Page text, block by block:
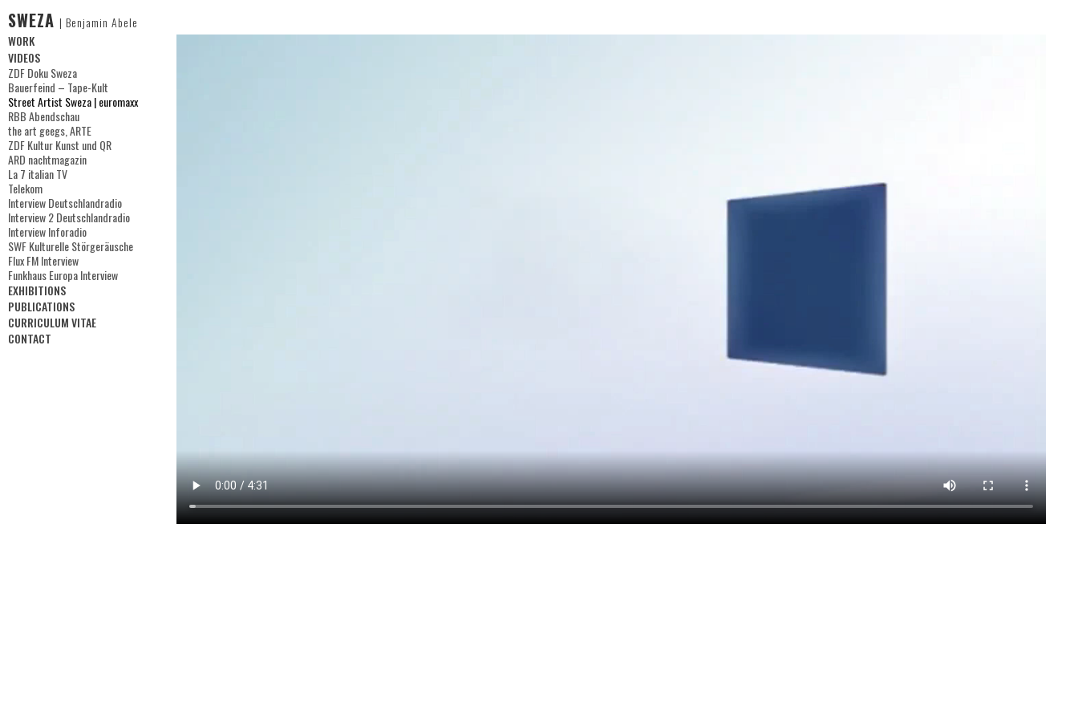
SWEZA | Benjamin Abele
WORK
Luftnummer
City Reflections
QRadio
Rückspiegel
Selbstbetrachtung
Graffyard
Drop Box
Drop Box 2
Lichtraum
Lichtraum 2
Sweman
Grazie Bush
Grazie Putin
Please smile
Audio Box
VIDEOS
ZDF Doku Sweza
Bauerfeind – Tape-Kult
Street Artist Sweza | euromaxx
RBB Abendschau
the art geegs, ARTE
ZDF Kultur Kunst und QR
ARD nachtmagazin
La 7 italian TV
Telekom
Interview Deutschlandradio
Interview 2 Deutschlandradio
Interview Inforadio
SWF Kulturelle Störgeräusche
Flux FM Interview
Funkhaus Europa Interview
EXHIBITIONS
PUBLICATIONS
CURRICULUM VITAE
CONTACT